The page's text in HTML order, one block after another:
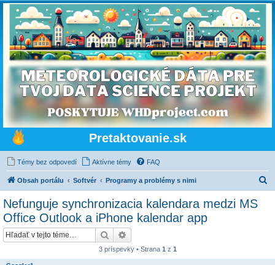
Pretaktovanie.sk
Témy bez odpovedí Aktívne témy FAQ
Obsah portálu Softvér Programy a problémy s nimi
Nefunguje synchronizacia kalendara medzi MS
Office Outlook a iPhone kalendar app
Hľadať
3 príspevky • Strana 1 z 1